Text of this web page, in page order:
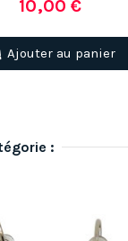
10,00 €
Ajouter au panier
: